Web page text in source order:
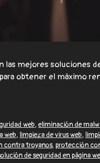
las mejores
obtener el máximo
web,eliminación de
web, limpieza de virus web,
contra troyanos, protección
de seguridad en página